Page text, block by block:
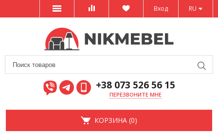
RU
Вход
+38 073 526 56 15
ПЕРЕЗВОНИТЕ МНЕ
КОРЗИНА (0)